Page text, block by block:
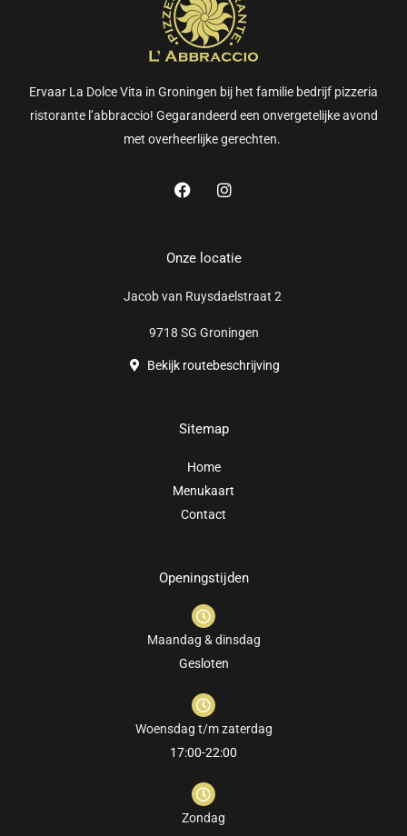
Ervaar La Dolce Vita in Groningen bij het familie bedrijf pizzeria
ristorante l’abbraccio! Gegarandeerd een onvergetelijke avond
met overheerlijke gerechten.
F
b
k
I
a
a
Onze locatie
Jacob van Ruysdaelstraat 2
9718 SG Groningen
Bekijk routebeschrijving
Sitemap
Home
Menukaart
Contact
Openingstijden
Maandag & dinsdag
Gesloten
Woensdag t/m zaterdag
17:00-22:00
Zondag